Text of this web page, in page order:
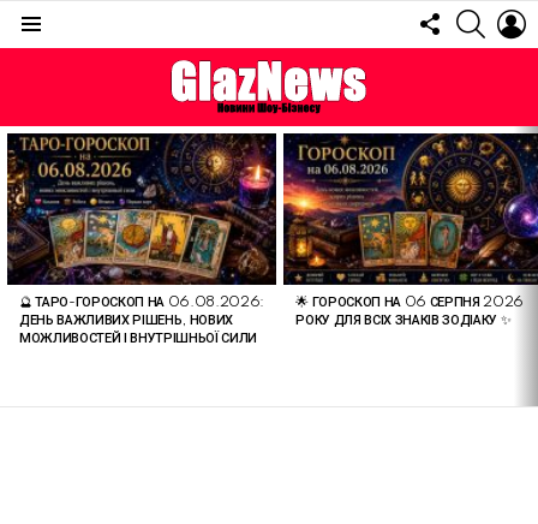
FOLLOW
US
ОСТАННІ
СТАТТІ
🔮 ТАРО-ГОРОСКОП НА 06.08.2026:
ДЕНЬ ВАЖЛИВИХ РІШЕНЬ, НОВИХ
МОЖЛИВОСТЕЙ І ВНУТРІШНЬОЇ СИЛИ
🌟 ГОРОСКОП НА 06 СЕРПНЯ 2026
РОКУ ДЛЯ ВСІХ ЗНАКІВ ЗОДІАКУ ✨